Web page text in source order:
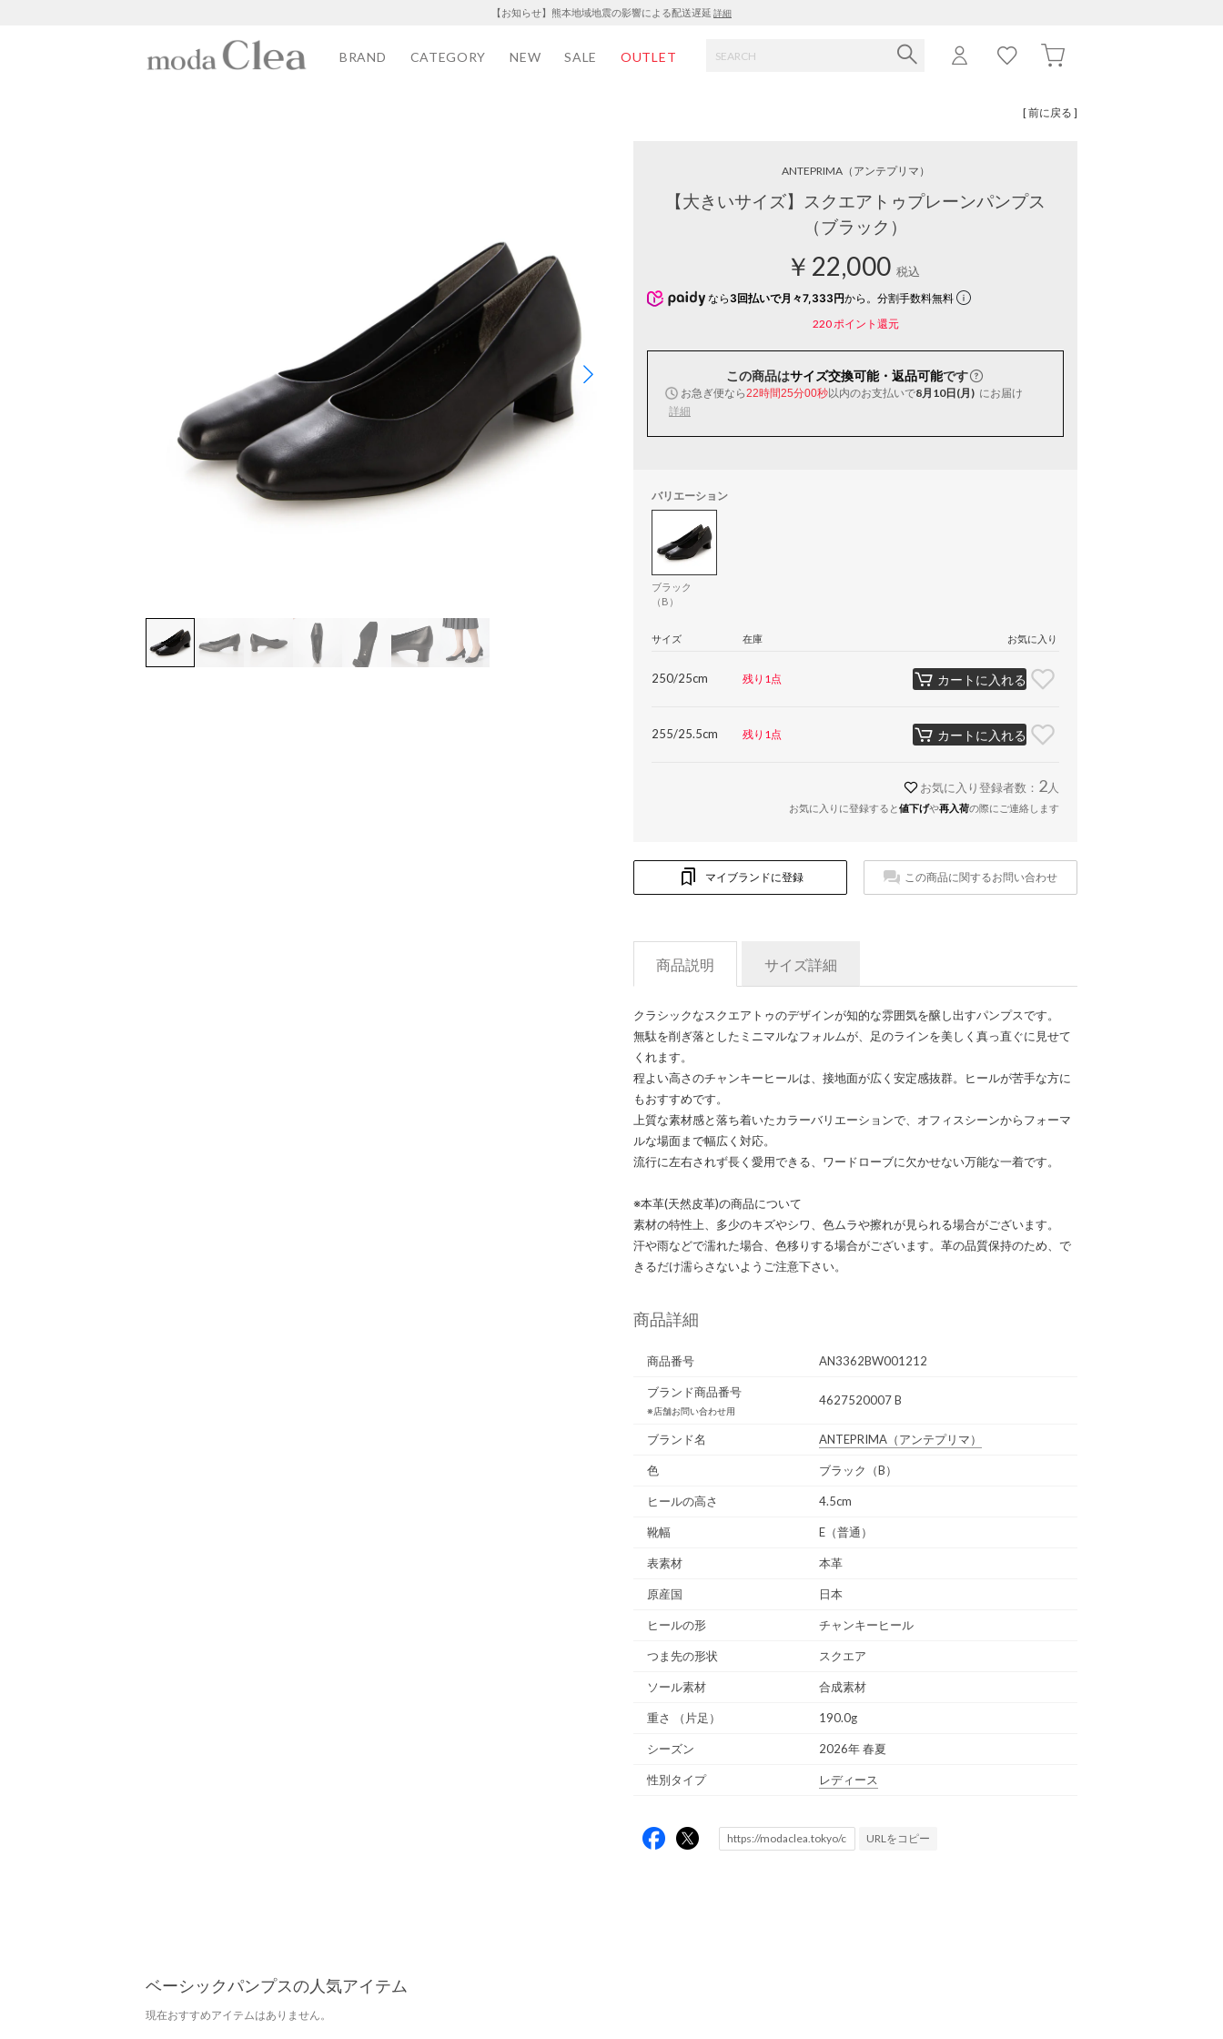
【お知らせ】熊本地域地震の影響による配送遅延 詳細
BRAND CATEGORY NEW SALE OUTLET
[ 前に戻る ]
ANTEPRIMA（アンテプリマ）
【大きいサイズ】スクエアトゥプレーンパンプス
（ブラック）
￥22,000 税込
なら 3回払いで月々7,333円から。分割手数料無料
220ポイント還元
この商品はサイズ交換可能・返品可能です
お急ぎ便なら22時間24分59秒以内のお支払いで8月10日(月) にお届け
詳細
バリエーション
ブラック
（B）
サイズ 在庫 お気に入り
250/25cm 残り1点 カートに入れる
255/25.5cm 残り1点 カートに入れる
お気に入り登録者数： 2 人
お気に入りに登録すると値下げや再入荷の際にご連絡します
マイブランドに登録 この商品に関するお問い合わせ
商品説明 サイズ詳細
クラシックなスクエアトゥのデザインが知的な雰囲気を醸し出すパンプスです。
無駄を削ぎ落としたミニマルなフォルムが、足のラインを美しく真っ直ぐに見せて
くれます。
程よい高さのチャンキーヒールは、接地面が広く安定感抜群。ヒールが苦手な方に
もおすすめです。
上質な素材感と落ち着いたカラーバリエーションで、オフィスシーンからフォーマ
ルな場面まで幅広く対応。
流行に左右されず長く愛用できる、ワードローブに欠かせない万能な一着です。
※本革(天然皮革)の商品について
素材の特性上、多少のキズやシワ、色ムラや擦れが見られる場合がございます。
汗や雨などで濡れた場合、色移りする場合がございます。革の品質保持のため、で
きるだけ濡らさないようご注意下さい。
商品詳細
商品番号 AN3362BW001212
ブランド商品番号
※店舗お問い合わせ用
4627520007 B
ブランド名 ANTEPRIMA （アンテプリマ）
色 ブラック（B）
ヒールの高さ 4.5cm
靴幅 E（普通）
表素材 本革
原産国 日本
ヒールの形 チャンキーヒール
つま先の形状 スクエア
ソール素材 合成素材
重さ （片足） 190.0g
シーズン 2026年 春夏
性別タイプ レディース
URLをコピー
ベーシックパンプスの人気アイテム
現在おすすめアイテムはありません。